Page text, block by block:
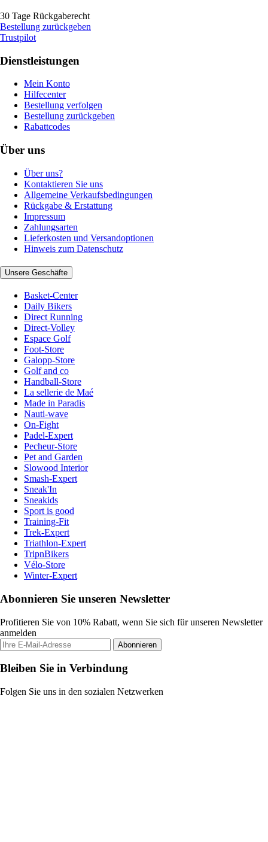
30 Tage Rückgaberecht
Bestellung zurückgeben
Trustpilot
Dienstleistungen
Mein Konto
Hilfecenter
Bestellung verfolgen
Bestellung zurückgeben
Rabattcodes
Über uns
Über uns?
Kontaktieren Sie uns
Allgemeine Verkaufsbedingungen
Rückgabe & Erstattung
Impressum
Zahlungsarten
Lieferkosten und Versandoptionen
Hinweis zum Datenschutz
Unsere Geschäfte
Basket-Center
Daily Bikers
Direct Running
Direct-Volley
Espace Golf
Foot-Store
Galopp-Store
Golf and co
Handball-Store
La sellerie de Maé
Made in Paradis
Nauti-wave
On-Fight
Padel-Expert
Pecheur-Store
Pet and Garden
Slowood Interior
Smash-Expert
Sneak'In
Sneakids
Sport is good
Training-Fit
Trek-Expert
Triathlon-Expert
TripnBikers
Vélo-Store
Winter-Expert
Abonnieren Sie unseren Newsletter
Profitieren Sie von 10% Rabatt, wenn Sie sich für unseren Newsletter
anmelden
Abonnieren
Bleiben Sie in Verbindung
Folgen Sie uns in den sozialen Netzwerken